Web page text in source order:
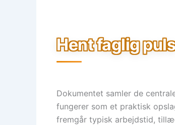
Hent faglig
Dokumentet samler de
fungerer som et praktisk
fremgår typisk arbejdstid,